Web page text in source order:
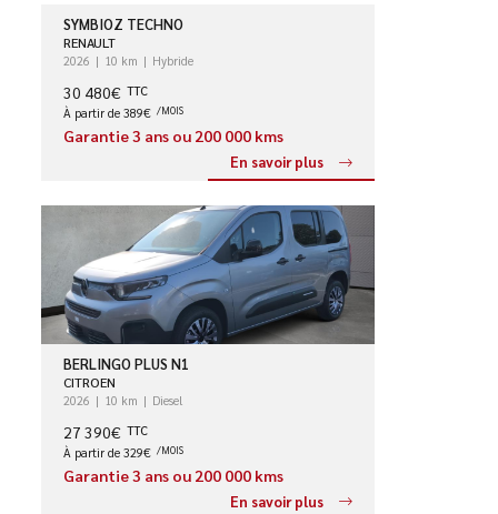
SYMBIOZ TECHNO
RENAULT
2026 10 km Hybride
30 480€ TTC
À partir de 389€ /MOIS
Garantie 3 ans ou 200 000 kms
En savoir plus
BERLINGO PLUS N1
CITROEN
2026 10 km Diesel
27 390€ TTC
À partir de 329€ /MOIS
Garantie 3 ans ou 200 000 kms
En savoir plus